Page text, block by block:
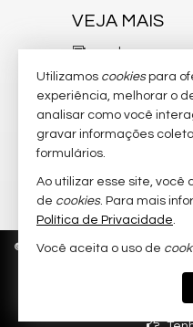
VEJA MAIS
receba nosso
indicadores
cadastre seu
imóveis favoritos
mapa de imóveis
© 2026 CRECI/SC 8.750-J
Utilizamos cookiespara
experiência, melhorar o
analisar como você
gravar informações
formulários.
Ao utilizar esse site, você
de cookies. Para mais
Política de Privacidade.
Você aceita o uso de